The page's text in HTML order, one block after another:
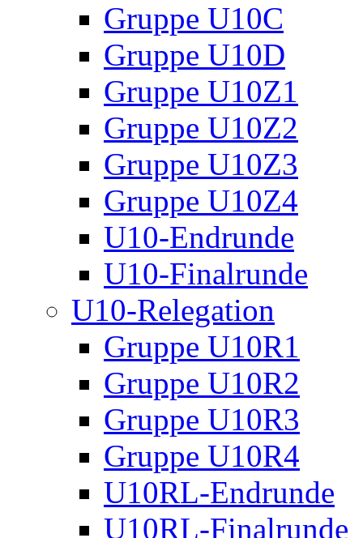
Gruppe U10C
Gruppe U10D
Gruppe U10Z1
Gruppe U10Z2
Gruppe U10Z3
Gruppe U10Z4
U10-Endrunde
U10-Finalrunde
U10-Relegation
Gruppe U10R1
Gruppe U10R2
Gruppe U10R3
Gruppe U10R4
U10RL-Endrunde
U10RL-Finalrunde